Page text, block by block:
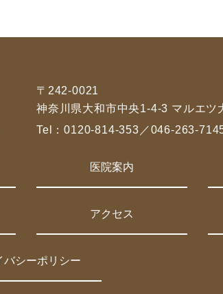
〒242-0021
神奈川県大和市中央1-4-3 マルエツ
Tel：0120-814-353 ／046-263-
医院案内
アクセス
バシーポリシー